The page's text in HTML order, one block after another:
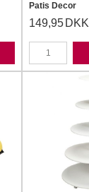
Patis Decor
149,95 DKK